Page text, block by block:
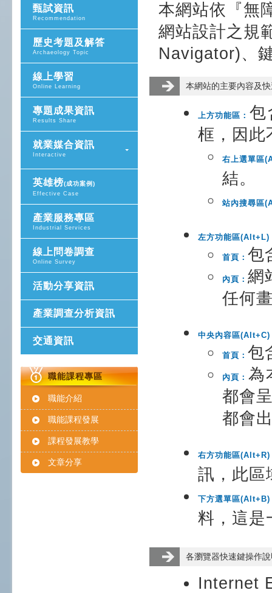
甄試資訊
Recommendation
歷史考題及解答
Archaeology Topic
線上學習
Online Learning
專題成果資訊
Results Share
就業媒合資訊
Interactive
英雄榜(成功案例)
Effective Case
產業服務專區
Industrial Services
線上問卷調查
Online Survey
活動分享資訊
產業調查分析資訊
交通資訊
職能課程專區
職能介紹
職能課程發展
課程發展教學
文章分享
本網站依『無
網站設計之規
Navigator)、
本網站的主要內容及
上方功能區： 包
框，因此
右上選單區
結。
站內搜尋區
左方功能區(Alt+L)
首頁： 包
內頁： 網
任何
中央內容區(Alt+C)
首頁： 包
內頁： 為
都會
都會
右方功能區(Alt+R)
訊，此區
下方選單區(Alt+B)
料，這是
各瀏覽器快速鍵操作
Internet